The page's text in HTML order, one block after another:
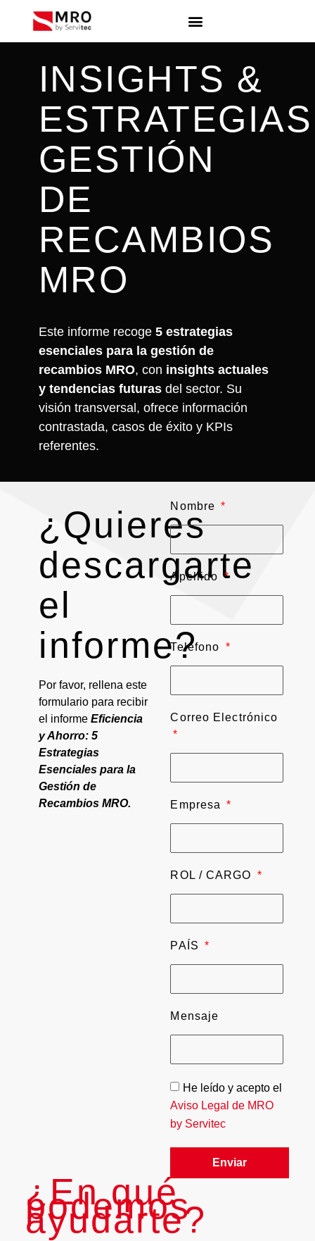
INSIGHTS &
GESTIÓN
DE
RECAMBIOS
MRO
Este informe recoge 5 estrategias
esenciales para la gestión de
recambios MRO, con insights actuales
y tendencias futurasdel sector. Su
visión transversal, ofrece información
contrastada, casos de éxito y KPIs
referentes.
¿Quieres
descargarte
el
informe?
Por favor, rellena este
formulario para recibir
el informe Eficiencia
y Ahorro: 5
Estrategias
Esenciales para la
Gestión de
Recambios MRO.
Nombre
Apellido
Teléfono
Correo Electrónico
Empresa
ROL / CARGO
PAÍS
Mensaje
He leído y acepto el
Aviso Legal de MRO
by Servitec
Enviar
¿En qué
podemos
ayudarte?